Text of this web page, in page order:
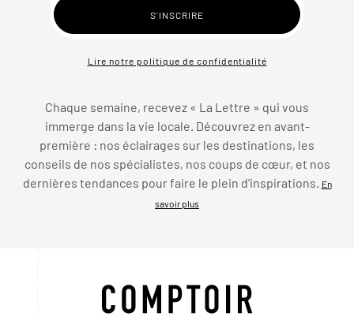
Lire notre politique de confidentialité
Chaque semaine, recevez « La Lettre » qui vous
immerge dans la vie locale. Découvrez en avant-
première : nos éclairages sur les destinations, les
conseils de nos spécialistes, nos coups de cœur, et nos
dernières tendances pour faire le plein d’inspirations.
En
savoir plus